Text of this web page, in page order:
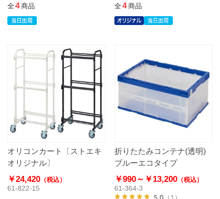
全4商品 全4商品
オリコンカート〔ストエキ
オリジナル〕
￥24,420 （税込）
61-822-15
折りたたみコンテナ(透明)
ブルーエコタイプ
￥990～ ￥13,200（税込）
61-364-3
5.0（1）